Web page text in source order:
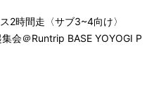
2時間走〈サブ3~4向け〉
会＠Runtrip BASE YOYOGI P